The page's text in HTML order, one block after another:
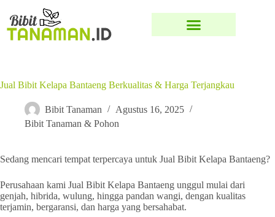
Jual Bibit Kelapa Bantaeng Berkualitas & Harga Terjangkau
Bibit Tanaman
Agustus 16, 2025
Bibit Tanaman & Pohon
Sedang mencari tempat terpercaya untuk Jual Bibit Kelapa Bantaeng?
Perusahaan kami Jual Bibit Kelapa Bantaeng unggul mulai dari
genjah, hibrida, wulung, hingga pandan wangi, dengan kualitas
terjamin, bergaransi, dan harga yang bersahabat.